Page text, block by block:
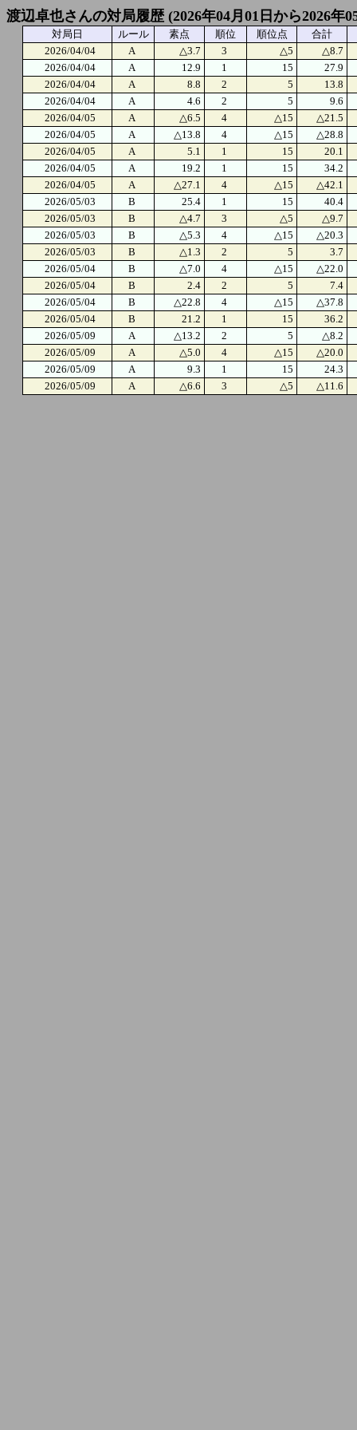
渡辺卓也さんの対局履歴 (2026年04月01日から2026年
対局日 ルール 素点 順位 順位点
合計
2026/04/04
A △3.7 3 △5
△8.7
2026/04/04
A 12.9 1 15
27.9
2026/04/04
A 8.8 2 5
13.8
2026/04/04
A 4.6 2 5
9.6
2026/04/05
A △6.5 4 △15
△21.5
2026/04/05
A △13.8 4 △15
△28.8
2026/04/05
A 5.1 1 15
20.1
2026/04/05
A 19.2 1 15
34.2
2026/04/05
A △27.1 4 △15
△42.1
2026/05/03
B 25.4 1 15
40.4
2026/05/03
B △4.7 3 △5
△9.7
2026/05/03
B △5.3 4 △15
△20.3
2026/05/03
B △1.3 2 5
3.7
2026/05/04
B △7.0 4 △15
△22.0
2026/05/04
B 2.4 2 5
7.4
2026/05/04
B △22.8 4 △15
△37.8
2026/05/04
B 21.2 1 15
36.2
2026/05/09
A △13.2 2 5
△8.2
2026/05/09
A △5.0 4 △15
△20.0
2026/05/09
A 9.3 1 15
24.3
2026/05/09
A △6.6 3 △5 △11.6